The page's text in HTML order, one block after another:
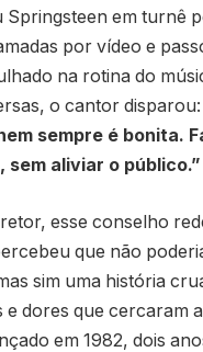
Springsteen em turnê
por vídeo e
na rotina do
o cantor disparou:
sempre é bonita.
sem aliviar o público.”
esse conselho
que não
sim uma história
e dores que cercaram
em 1982, dois